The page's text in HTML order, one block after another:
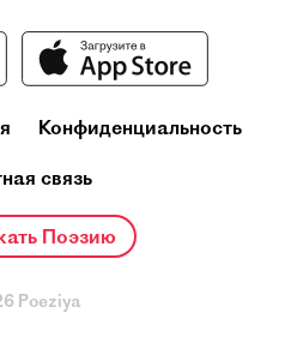
Конфиденциальность
связь
Поэзию
Poeziya